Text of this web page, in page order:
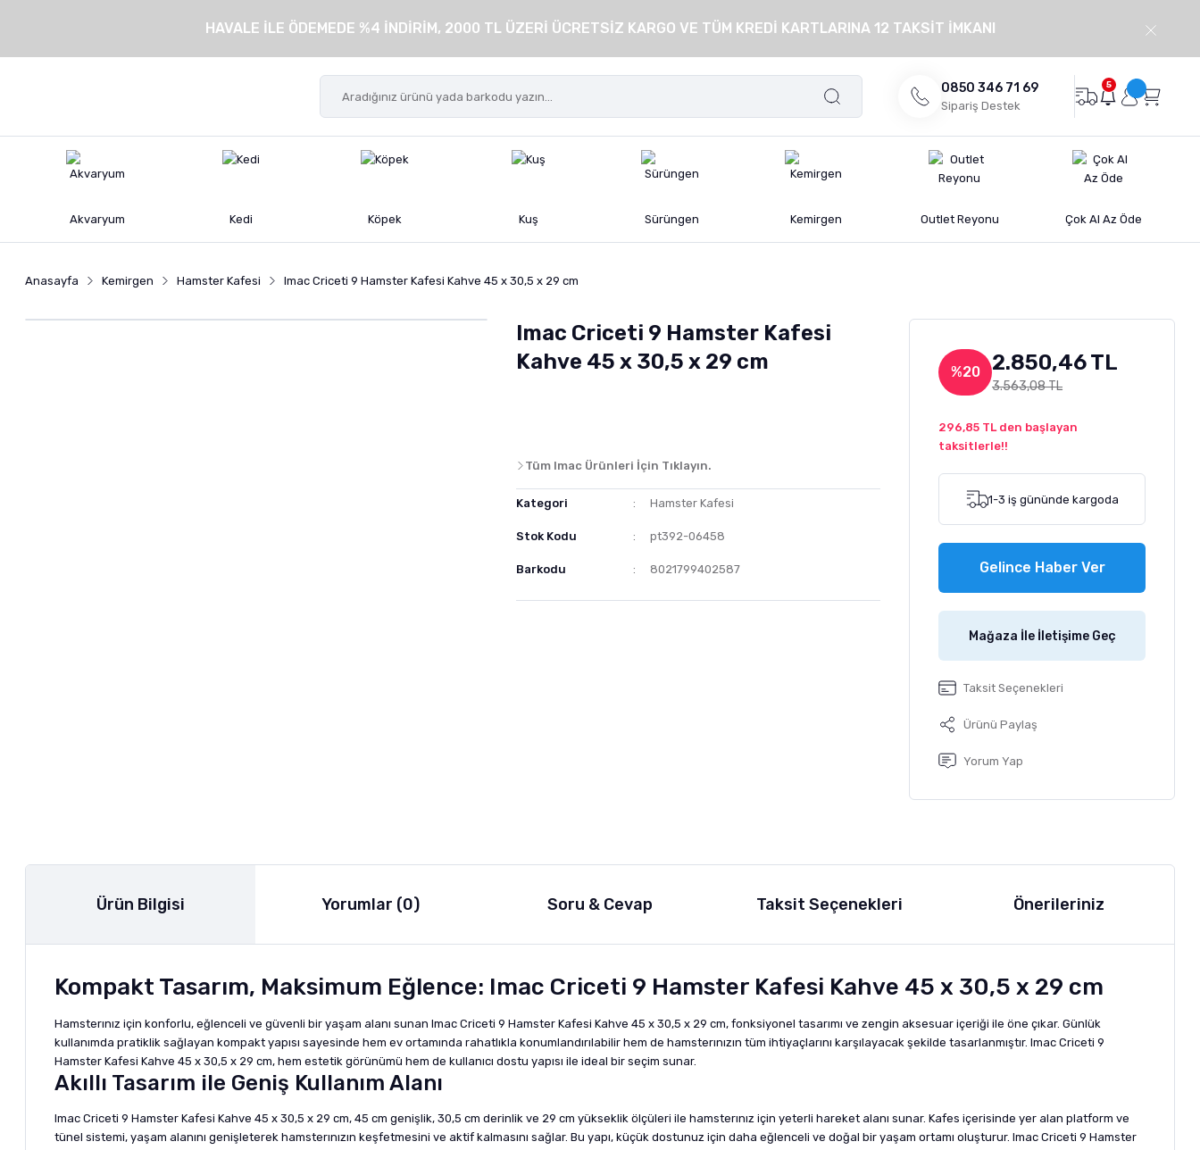
HAVALE İLE ÖDEMEDE %4 İNDİRİM, 2000 TL ÜZERİ ÜCRETSİZ KARGO VE TÜM KREDİ KARTLARINA 12 TAKSİT İMKANI
0850 346 71 69
Sipariş Destek
5
Akvaryum Kedi Köpek Kuş Sürüngen Kemirgen Outlet Reyonu Çok Al Az Öde
Anasayfa Kemirgen Hamster Kafesi Imac Criceti 9 Hamster Kafesi Kahve 45 x 30,5 x 29 cm
Imac Criceti 9 Hamster Kafesi
Kahve 45 x 30,5 x 29 cm
Tüm Imac Ürünleri İçin Tıklayın.
Kategori Hamster Kafesi
Stok Kodu pt392-06458
Barkodu 8021799402587
%20 2.850,46 TL
3.563,08 TL
296,85 TL den başlayan
taksitlerle!!
1-3 iş gününde kargoda
Gelince Haber Ver
Mağaza İle İletişime Geç
Taksit Seçenekleri
Ürünü Paylaş
Yorum Yap
Ürün Bilgisi Yorumlar (0) Soru & Cevap Taksit Seçenekleri Önerileriniz
Kompakt Tasarım, Maksimum Eğlence: Imac Criceti 9 Hamster Kafesi Kahve 45 x 30,5 x 29 cm
Hamsterınız için konforlu, eğlenceli ve güvenli bir yaşam alanı sunan Imac Criceti 9 Hamster Kafesi Kahve 45 x 30,5 x 29 cm, fonksiyonel tasarımı ve zengin aksesuar içeriği ile öne çıkar. Günlük
kullanımda pratiklik sağlayan kompakt yapısı sayesinde hem ev ortamında rahatlıkla konumlandırılabilir hem de hamsterınızın tüm ihtiyaçlarını karşılayacak şekilde tasarlanmıştır. Imac Criceti 9
Hamster Kafesi Kahve 45 x 30,5 x 29 cm, hem estetik görünümü hem de kullanıcı dostu yapısı ile ideal bir seçim sunar.
Akıllı Tasarım ile Geniş Kullanım Alanı
Imac Criceti 9 Hamster Kafesi Kahve 45 x 30,5 x 29 cm, 45 cm genişlik, 30,5 cm derinlik ve 29 cm yükseklik ölçüleri ile hamsterınız için yeterli hareket alanı sunar. Kafes içerisinde yer alan platform ve
tünel sistemi, yaşam alanını genişleterek hamsterınızın keşfetmesini ve aktif kalmasını sağlar. Bu yapı, küçük dostunuz için daha eğlenceli ve doğal bir yaşam ortamı oluşturur. Imac Criceti 9 Hamster